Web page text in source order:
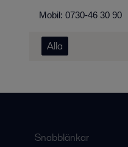
Mobil: 0730-46 30 90
Alla
Snabblänkar